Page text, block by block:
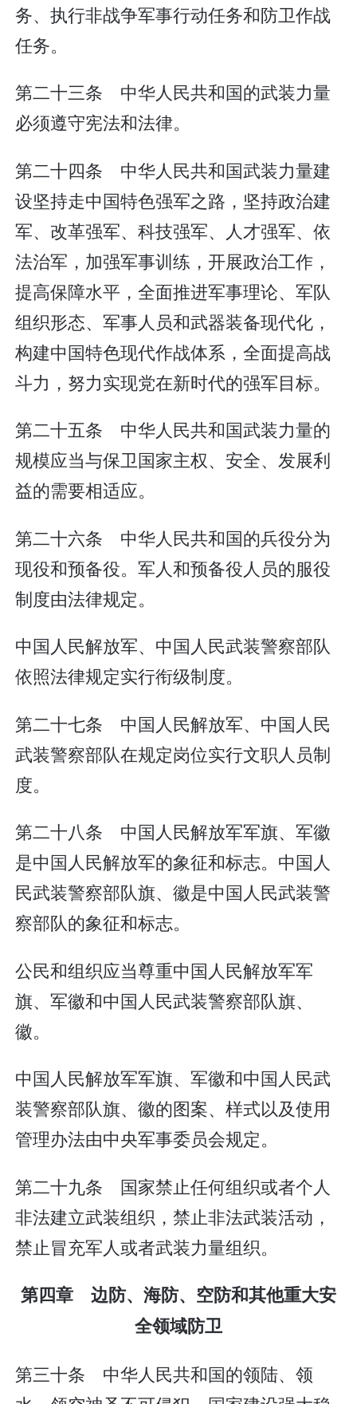
务、执行非战争军事行动任务和防卫作战
任务。
第二十三条 中华人民共和国的武装力量
必须遵守宪法和法律。
第二十四条 中华人民共和国武装力量建
设坚持走中国特色强军之路，坚持政治建
军、改革强军、科技强军、人才强军、依
法治军，加强军事训练，开展政治工作，
提高保障水平，全面推进军事理论、军队
组织形态、军事人员和武器装备现代化，
构建中国特色现代作战体系，全面提高战
斗力，努力实现党在新时代的强军目标。
第二十五条 中华人民共和国武装力量的
规模应当与保卫国家主权、安全、发展利
益的需要相适应。
第二十六条 中华人民共和国的兵役分为
现役和预备役。军人和预备役人员的服役
制度由法律规定。
中国人民解放军、中国人民武装警察部队
依照法律规定实行衔级制度。
第二十七条 中国人民解放军、中国人民
武装警察部队在规定岗位实行文职人员制
度。
第二十八条 中国人民解放军军旗、军徽
是中国人民解放军的象征和标志。中国人
民武装警察部队旗、徽是中国人民武装警
察部队的象征和标志。
公民和组织应当尊重中国人民解放军军
旗、军徽和中国人民武装警察部队旗、
徽。
中国人民解放军军旗、军徽和中国人民武
装警察部队旗、徽的图案、样式以及使用
管理办法由中央军事委员会规定。
第二十九条 国家禁止任何组织或者个人
非法建立武装组织，禁止非法武装活动，
禁止冒充军人或者武装力量组织。
第四章 边防、海防、空防和其他重大安
全领域防卫
第三十条 中华人民共和国的领陆、领